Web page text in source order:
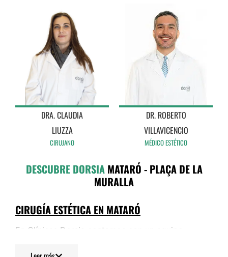
DRA. CLAUDIA
LIUZZA
CIRUJANO
DR. ROBERTO
VILLAVICENCIO
MÉDICO ESTÉTICO
DESCUBRE DORSIA MATARÓ - PLAÇA DE LA
MURALLA
CIRUGÍA ESTÉTICA EN MATARÓ
En Clínicas Dorsia contamos con un equipo
todas las intervenciones de cirugía estética en